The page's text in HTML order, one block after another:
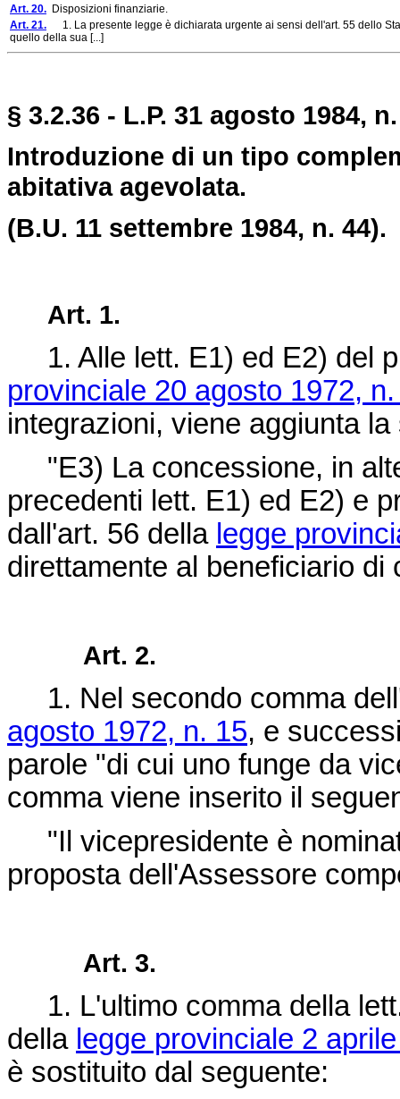
Art. 20. Disposizioni finanziarie.
Art. 21. 1. La presente legge è dichiarata urgente ai sensi dell'art. 55 dello
quello della sua [...]
§ 3.2.36 - L.P. 31 agosto 1984,
Introduzione di un tipo
abitativa agevolata.
(B.U. 11 settembre 1984, n. 44).
Art. 1.
1. Alle lett. E1) ed E2) del
provinciale 20 agosto 1972,
integrazioni, viene aggiunta
"E3) La concessione, in
precedenti lett. E1) ed E2) e
dall'art. 56 della legge
direttamente al beneficiario
Art. 2.
1. Nel secondo comma
agosto 1972, n. 15, e
parole "di cui uno funge da
comma viene inserito il
"Il vicepresidente è
proposta dell'Assessore
Art. 3.
1. L'ultimo comma della
della legge provinciale 2
è sostituito dal seguente: